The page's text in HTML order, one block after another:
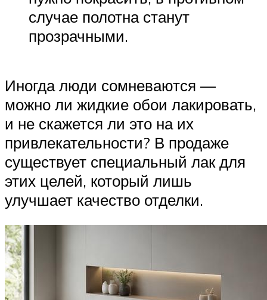
случае полотна станут
прозрачными.
Иногда люди сомневаются —
можно ли жидкие обои лакировать,
и не скажется ли это на их
привлекательности? В продаже
существует специальный лак для
этих целей, который лишь
улучшает качество отделки.